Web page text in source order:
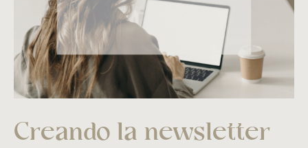
Creando la newsletter